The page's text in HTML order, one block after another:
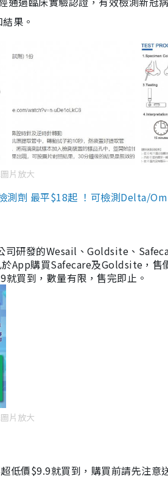
果。
片放大
測劑 最平$18起 ！可檢測Delta/
司研發的Wesail、Goldsite、
App購買Safecare及Goldsite，售
買到，數量有限，售完即止。
片放大
低價$9.9就買到，購買前請先注意